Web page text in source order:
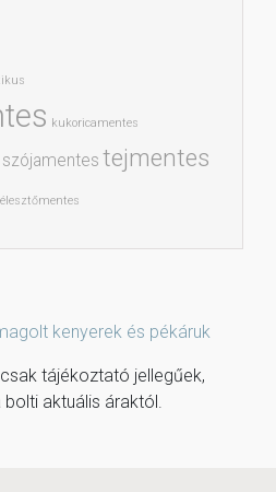
kukoricamentes
szójamentes tejmentes
élesztőmentes
kenyerek és pékáruk
tájékoztató jellegűek,
bolti aktuális áraktól.